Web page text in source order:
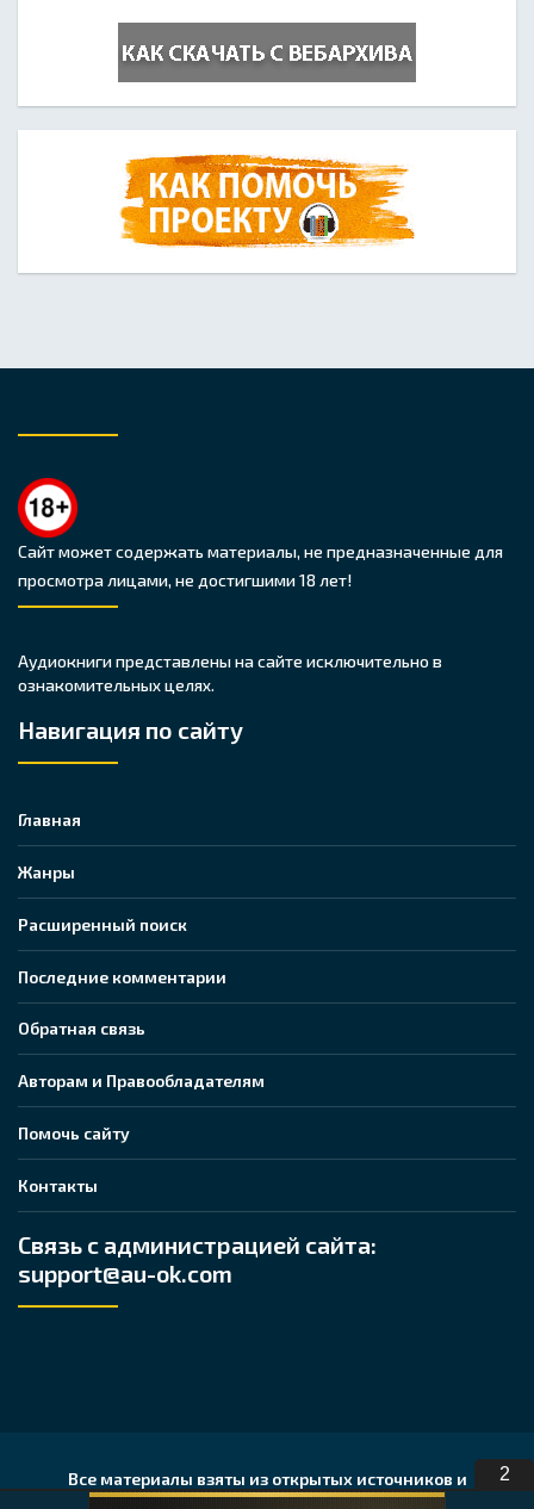
1
Сайт может содержать материалы, не предназначенные для
просмотра лицами, не достигшими 18 лет!
Аудиокниги представлены на сайте исключительно в
ознакомительных целях.
Навигация по сайту
Главная
Жанры
Расширенный поиск
Последние комментарии
Обратная связь
Авторам и Правообладателям
Помочь сайту
Контакты
Связь с администрацией сайта:
support@au-ok.com
Все материалы взяты из открытых источников и